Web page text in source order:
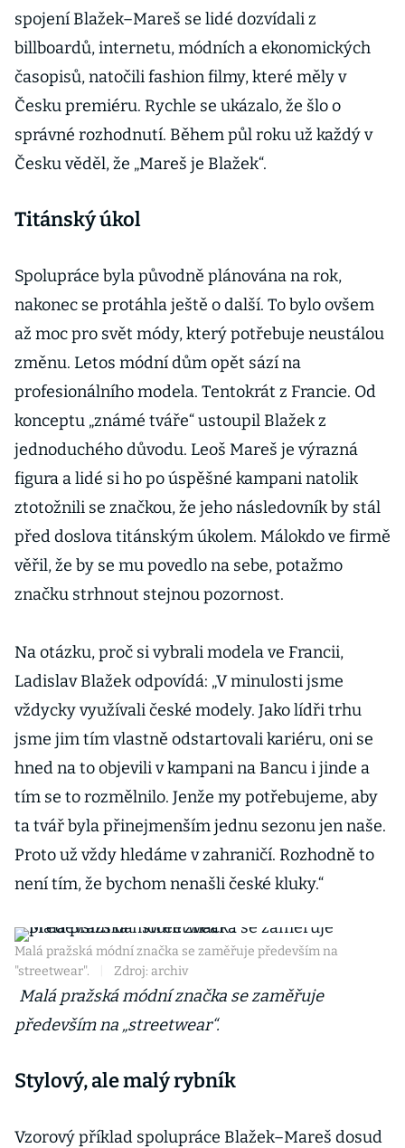
spojení Blažek–Mareš se lidé dozvídali z
billboardů, internetu, módních a ekonomických
časopisů, natočili fashion filmy, které měly v
Česku premiéru. Rychle se ukázalo, že šlo o
správné rozhodnutí. Během půl roku už každý v
Česku věděl, že „Mareš je Blažek“.
Titánský úkol
Spolupráce byla původně plánována na rok,
nakonec se protáhla ještě o další. To bylo ovšem
až moc pro svět módy, který potřebuje neustálou
změnu. Letos módní dům opět sází na
profesionálního modela. Tentokrát z Francie. Od
konceptu „známé tváře“ ustoupil Blažek z
jednoduchého důvodu. Leoš Mareš je výrazná
figura a lidé si ho po úspěšné kampani natolik
ztotožnili se značkou, že jeho následovník by stál
před doslova titánským úkolem. Málokdo ve firmě
věřil, že by se mu povedlo na sebe, potažmo
značku strhnout stejnou pozornost.
Na otázku, proč si vybrali modela ve Francii,
Ladislav Blažek odpovídá: „V minulosti jsme
vždycky využívali české modely. Jako lídři trhu
jsme jim tím vlastně odstartovali kariéru, oni se
hned na to objevili v kampani na Bancu i jinde a
tím se to rozmělnilo. Jenže my potřebujeme, aby
ta tvář byla přinejmenším jednu sezonu jen naše.
Proto už vždy hledáme v zahraničí. Rozhodně to
není tím, že bychom nenašli české kluky.“
Malá pražská módní značka se zaměřuje především na
"streetwear".
Zdroj: archiv
Malá pražská módní značka se zaměřuje
především na „streetwear“.
Stylový, ale malý rybník
Vzorový příklad spolupráce Blažek–Mareš dosud